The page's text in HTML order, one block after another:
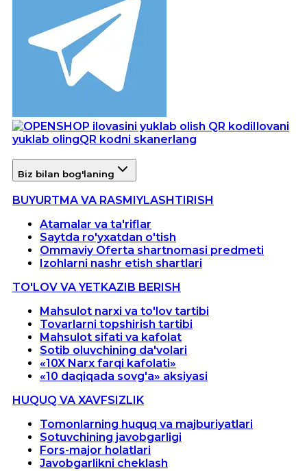
Ilovani
yuklab olingQR kodni skanerlang
Biz bilan bog'laning
BUYURTMA VA RASMIYLASHTIRISH
Atamalar va ta'riflar
Saytda ro'yxatdan o'tish
Ommaviy Oferta shartnomasi predmeti
Izohlarni nashr etish shartlari
TO'LOV VA YETKAZIB BERISH
Mahsulot narxi va to'lov tartibi
Tovarlarni topshirish tartibi
Mahsulot sifati va kafolat
Sotib oluvchining da'volari
«10X Narx farqi kafolati»
«10 daqiqada sovg'a» aksiyasi
HUQUQ VA XAVFSIZLIK
Tomonlarning huquq va majburiyatlari
Sotuvchining javobgarligi
Fors-major holatlari
Javobgarlikni cheklash